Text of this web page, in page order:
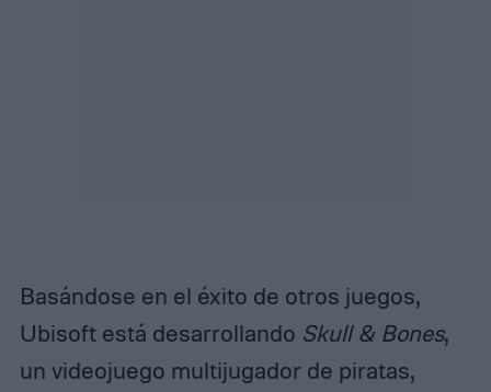
Basándose en el éxito de otros juegos,
Ubisoft está desarrollando Skull & Bones,
un videojuego multijugador de piratas,